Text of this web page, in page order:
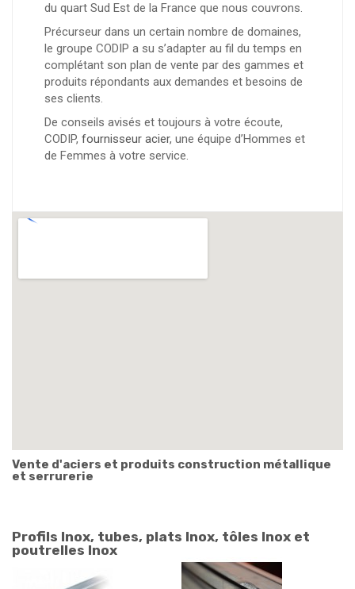
du quart Sud Est de la France que nous couvrons.
Précurseur dans un certain nombre de domaines,
le groupe CODIP a su s’adapter au fil du temps en
complétant son plan de vente par des gammes et
produits répondants aux demandes et besoins de
ses clients.
De conseils avisés et toujours à votre écoute,
CODIP, fournisseur acier, une équipe d’Hommes et
de Femmes à votre service.
Vente d'aciers et produits construction métallique
et serrurerie
Profils Inox, tubes, plats Inox, tôles Inox et
poutrelles Inox